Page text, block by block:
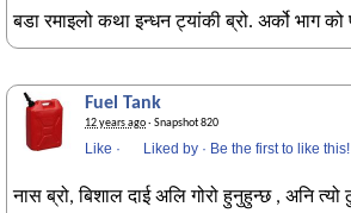
बडा रमाइलो कथा इन्धन ट्यांकी ब्रो. अर्को भाग को
Fuel Tank
12 years ago· Snapshot 820
Like · Liked by · Be the first to like this!
नास ब्रो, बिशाल दाई अलि गोरो हुनुहुन्छ , अनि